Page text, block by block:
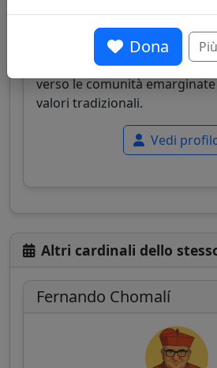
Cardinale indiano, primo dalit
diventare cardinale, noto per
verso le comunità
valori tradizionali.
Vedi
Altri cardinali dello
Fernando Chomalí
Dona